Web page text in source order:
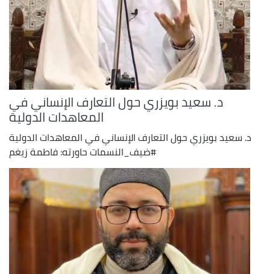
د. سعيد بويزري حول التعارف الإنساني في
المعاهدات الدولية
د. سعيد بويزري حول التعارف الإنساني في المعاهدات الدولية
#ضيف_النسمات حاورته: فاطمة زيغم